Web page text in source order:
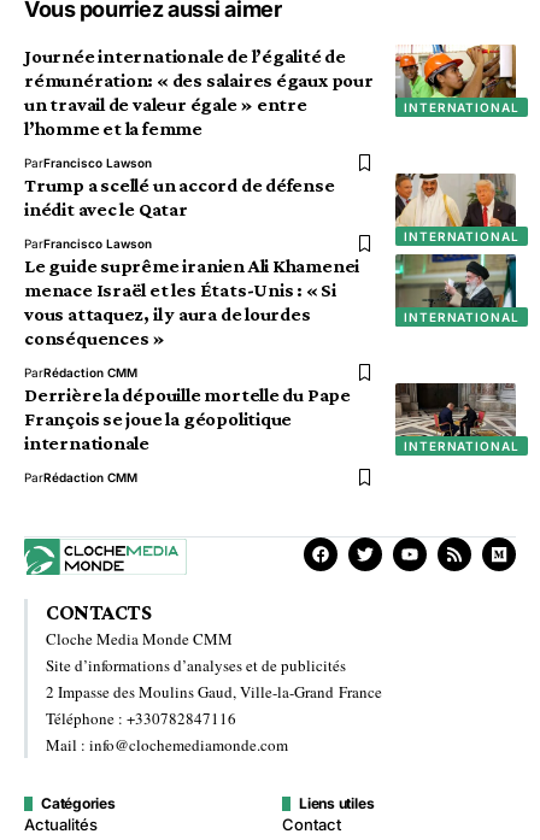
Vous pourriez aussi aimer
INTERNATIONAL
Journée internationale de l’égalité de
rémunération: « des salaires égaux pour
un travail de valeur égale » entre
l’homme et la femme
ParFrancisco Lawson
INTERNATIONAL
Trump a scellé un accord de défense
inédit avec le Qatar
ParFrancisco Lawson
INTERNATIONAL
Le guide suprême iranien Ali Khamenei
menace Israël et les États-Unis : « Si
vous attaquez, il y aura de lourdes
conséquences »
ParRédaction CMM
INTERNATIONAL
Derrière la dépouille mortelle du Pape
François se joue la géopolitique
internationale
ParRédaction CMM
CONTACTS
Cloche Media Monde CMM
Site d’informations d’analyses et de publicités
2 Impasse des Moulins Gaud, Ville-la-Grand France
Téléphone : +330782847116
Mail : info@clochemediamonde.com
Catégories
Actualités
Liens utiles
Contact